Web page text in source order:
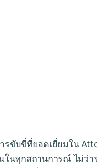
รขับขี่ที่ยอดเยี่ยมใน
ในทุกสถานการณ์ ไม่ว่า